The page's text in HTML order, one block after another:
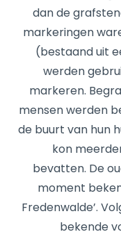
dan de
markeringen
(bestaand uit
werden
markeren.
mensen werden
de buurt van hun
kon
bevatten. De
moment
Fredenwalde’.
bekende